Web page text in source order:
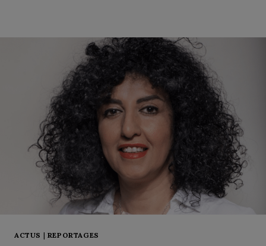
DU
SOLEIL
ACTUS | REPORTAGES